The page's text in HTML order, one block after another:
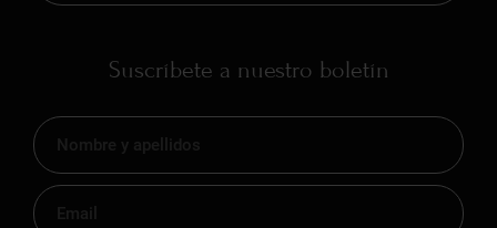
Suscríbete a nuestro boletín